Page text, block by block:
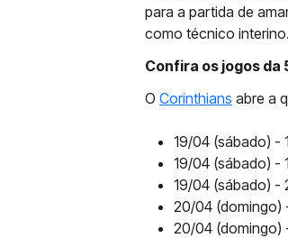
para a partida de
como técnico interino.
Confira os jogos da
O Corinthians abre a
19/04 (sábado) -
19/04 (sábado) -
19/04 (sábado) -
20/04 (domingo)
20/04 (domingo)